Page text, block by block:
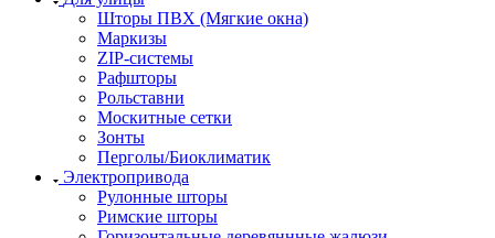
Шторы ПВХ (Мягкие окна)
Маркизы
ZIP-системы
Рафшторы
Рольставни
Москитные сетки
Зонты
Перголы/Биоклиматик
Электропривода
Рулонные шторы
Римские шторы